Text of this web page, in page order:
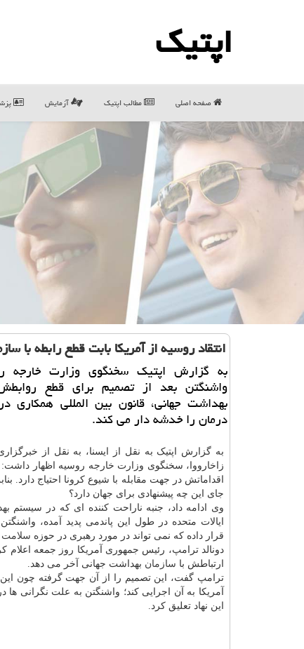
اپتیك
صفحه اصلی مطالب اپتیك آزمایش
انتقاد روسیه از آمریكا بابت قطع رابطه با
به گزارش اپتیك سخنگوی وزارت خارجه
واشنگتن بعد از تصمیم برای قطع
بهداشت جهانی، قانون بین المللی همكاری
درمان را خدشه دار می كند.
به گزارش اپتیک به نقل از ایسنا، به نقل از خبرگزاری
زاخارووا، سخنگوی وزارت خارجه روسیه اظهار داشت:
اقداماتش در جهت مقابله با شیوع کرونا احتیاج دارد.
جای این چه پیشنهادی برای جهان دارد؟
وی ادامه داد، جنبه ناراحت کننده ای که در سیستم
ایالات متحده در طول این پاندمی پدید آمده،
قرار داده که نمی تواند در مورد رهبری در حوزه سلامت
دونالد ترامپ، رئیس جمهوری آمریکا روز جمعه اعلام
ارتباطش با سازمان بهداشت جهانی آخر می دهد.
ترامپ گفت، این تصمیم را از آن جهت گرفته چون این
آمریکا به آن اجرایی کند؛ واشنگتن به علت نگرانی
این نهاد تعلیق کرد.